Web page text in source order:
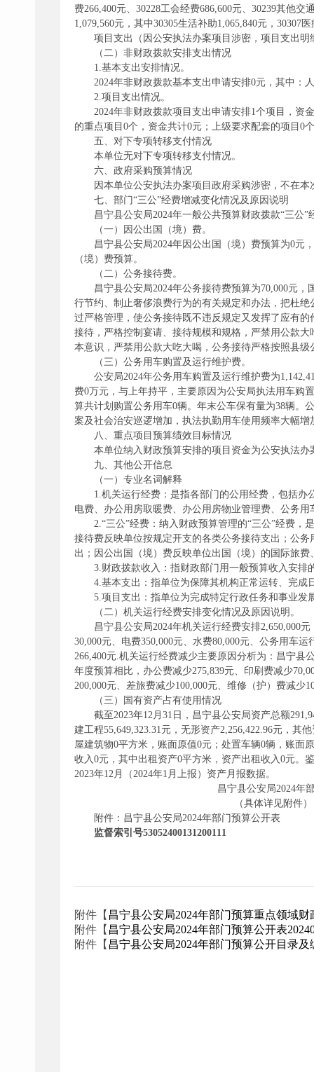
费266,400元、30228工会经费686,600元、30239其他
1,079,560元，其中30305生活补助1,065,840元，30307
项目支出（因公安执法办案项目涉密，项目支出明
（二）非财政拨款安排支出情况
1.基本支出安排情况。
2024年非财政拨款基本支出申请安排0元，其中：
2.项目支出情况。
2024年非财政拨款项目支出申请安排1个项目，资
的重点项目0个，资金共计0元；上级要求配套的项目0
五、对下专项转移支付情况
本单位无对下专项转移支付情况。
六、政府采购预算情况
因本单位公安执法办案项目政府采购涉密，不在
七、部门“三公”经费增减变化情况及原因说明
昌宁县公安局2024年一般公共预算财政拨款“三公
（一）因公出国（境）费。
昌宁县公安局2024年因公出国（境）费预算为0元
（境）费预算。
（二）公务接待费。
昌宁县公安局2024年公务接待费预算为70,000元
行节约、制止奢侈浪费行为的有关规定和办法，把杜
过严格管理，使公务接待既不违反规定又发挥了应有
接待，严格控制宴请、接待规模和规格，严禁用公款
本意识，严禁用公款大吃大喝，公务接待严格按照县
（三）公务用车购置及运行维护费。
公安局2024年公务用车购置及运行维护费为
费0万元，与上年持平，主要原因为公安局执法用车购
算共计划购置公务用车0辆。年末公车保有量为38辆。
案及社会治安巡逻增加，执法执勤用车使用频率大幅
八、重点项目预算绩效目标情况
本单位纳入财政预算安排的项目资金为公安执法
九、其他公开信息
（一）专业名词解释
1.机关运行经费：是指各部门的公用经费，包括
电费、办公用房取暖费、办公用房物业管理费、公务
2.“三公”经费：纳入财政预算管理的“三公”经费
接待费反映单位按规定开支的各类公务接待支出；公
出；因公出国（境）费反映单位出国（境）的国际旅
3.财政拨款收入：指财政部门用一般预算收入安排
4.基本支出：指单位为保障其机构正常运转、完
5.项目支出：指单位为完成特定行政任务和事业发
（二）机关运行经费安排变化情况及原因说明。
昌宁县公安局2024年机关运行经费安排2,650,000
30,000元、电费350,000元、水费80,000元、公务用车
266,400元.机关运行经费减少主要原因分析为：昌宁
年度预算相比，办公费减少275,839元、印刷费减少
200,000元、差旅费减少100,000元、维修（护）费减少
（三）国有资产占有使用情况
截至2023年12月31日，昌宁县公安局资产总额
建工程55,649,323.31元，无形资产2,256,422.96元，其
屋建筑物0平方米，账面原值0元；处置车辆0辆，账面
收入0元，其中出租资产0平方米，资产出租收入0元。
2023年12月（2024年1月上报）资产月报数据。
昌宁县公安局2024年部门
（具体详见附件）
附件：昌宁县公安局2024年部门预算公开表
监督索引号53052400131200111
附件【 昌宁县公安局2024年部门预算重点领域财
附件【 昌宁县公安局2024年部门预算公开表
附件【 昌宁县公安局2024年部门预算公开目录及